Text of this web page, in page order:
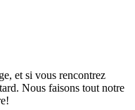
et si vous rencontrez
Nous faisons tout notre